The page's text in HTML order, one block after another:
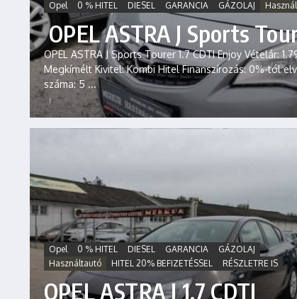
Opel 0 % HITEL DIESEL GARANCIA GÁZOLAJ
OPEL ASTRA J Sports
OPEL ASTRA J Sports Tourer 1.7 CDTI Enjoy Vételár:
Megkímélt Kivitel: Kombi Hitel Finanszírozás: 0%-tól
száma: 5 ...
Opel 0 % HITEL DIESEL GARANCIA
GÁZOLAJ
Használtautó
HITEL 20% BEFIZETÉSSEL RÉSZLETRE IS
OPEL ASTRA J 1.7 CDTI